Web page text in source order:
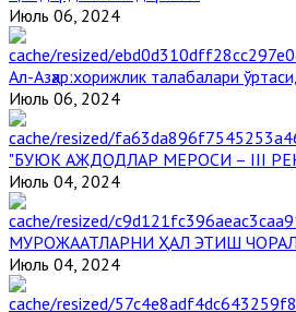
Июль 06, 2024
Aл-Aзҳар:хорижлик талабалари
Июль 06, 2024
"БУЮК АЖДОДЛАР МЕРОСИ – III
Июль 04, 2024
МУРОЖААТЛАРНИ ҲАЛ ЭТИШ
Июль 04, 2024